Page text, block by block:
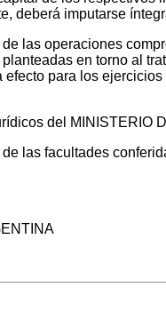
deberá imputarse
las operaciones
en torno al
para los
del MINISTERIO
las facultades